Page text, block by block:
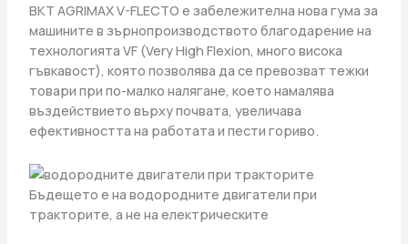
BKT AGRIMAX V-FLECTO е забележителна нова гума за
машините в зърнопроизводството благодарение на
технологията VF (Very High Flexion, много висока
гъвкавост), която позволява да се превозват тежки
товари при по-малко налягане, което намалява
въздействието върху почвата, увеличава
ефективността на работата и пести гориво.
Бъдещето е на водородните двигатели при
тракторите, а не на електрическите